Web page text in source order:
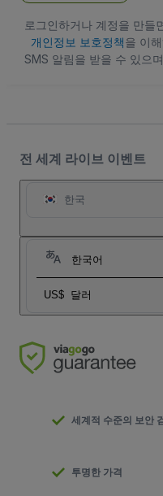
로그인하거나 계정을 만들
개인정보 보호정책을 이
SMS 알림을 받을 수 있으
전 세계 라이브 이벤트
한국
한국어
US$ 달러
세계적 수준의 보안
투명한 가격